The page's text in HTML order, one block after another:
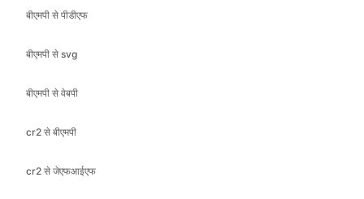
बीएमपी से वेबपी
cr2 से बीएमपी
cr2 से जेएफआईएफ
cr2 से आईसीओ
cr2 से जेपीईजी